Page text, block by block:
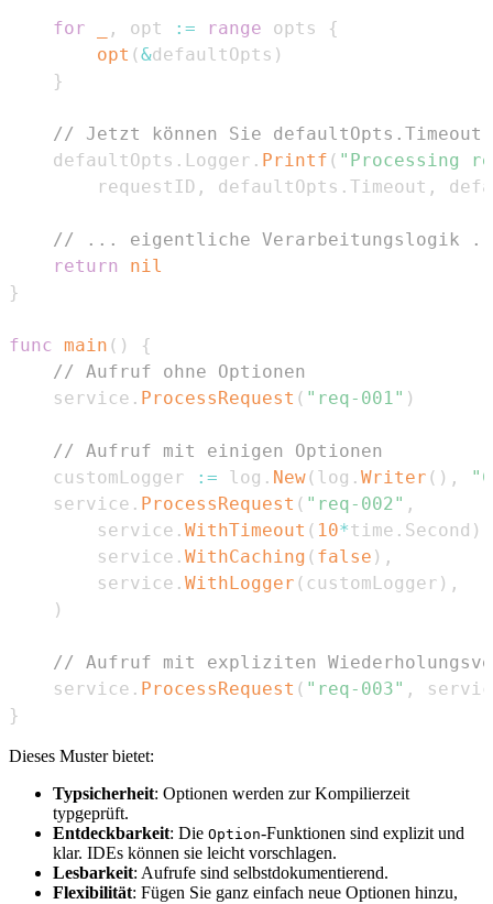
for , opt := range opts
{
opt (&defaultOpts )
}
// Jetzt können Sie defaultOpts.Timeout,
	defaultOpts
. Logger . Printf ( "Processing
		requestID
, defaultOpts . Timeout ,
// ... eigentliche Verarbeitungslogik
return
nil
}
func main ( )
{
// Aufruf ohne Optionen
	service
. ProcessRequest ( "req-001" )
// Aufruf mit einigen Optionen
	customLogger
:= log . New( log . Writer ( ) ,
	service
. ProcessRequest ( "req-002" ,
		service
. WithTimeout ( 10*time . Second )
		service
. WithCaching ( false ) ,
		service
. WithLogger ( customLogger ) ,
)
// Aufruf mit expliziten
    service
. ProcessRequest ( "req-003" ,
}
Dieses Muster bietet:
Typsicherheit: Optionen werden zur Kompilierzeit
typgeprüft.
Entdeckbarkeit: Die Option-Funktionen sind explizit und
klar. IDEs können sie leicht vorschlagen.
Lesbarkeit: Aufrufe sind selbstdokumentierend.
Flexibilität: Fügen Sie ganz einfach neue Optionen hinzu,